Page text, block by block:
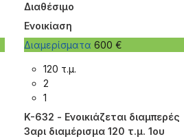
Διαθέσιμο
Ενοικίαση
Διαμερίσματα 600 €
120 τ.μ.
2
1
K-632 - Ενοικιάζεται διαμπερές
3αρι διαμέρισμα 120 τ.μ. 1ου